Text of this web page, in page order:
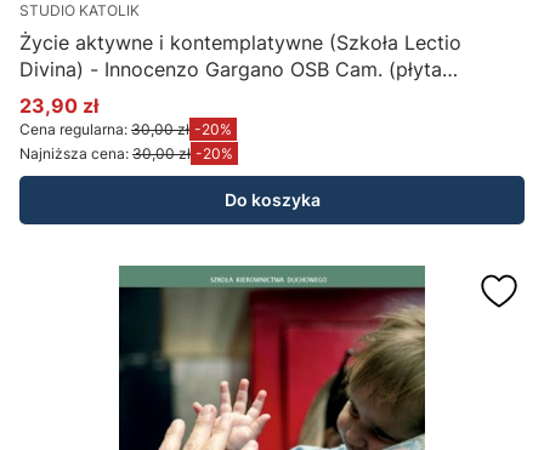
STUDIO KATOLIK
Życie aktywne i kontemplatywne (Szkoła Lectio
Divina) - Innocenzo Gargano OSB Cam. (płyta
konferencje CD-MP3)
Cena promocyjna
23,90 zł
Cena regularna: 30,00 zł -20%
Najniższa cena: 30,00 zł -20%
Do koszyka